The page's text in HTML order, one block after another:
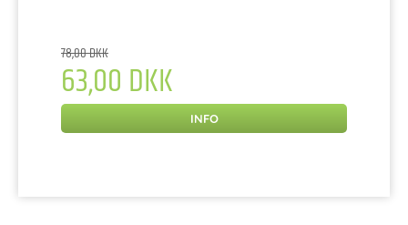
78,00 DKK
63,00 DKK
INFO